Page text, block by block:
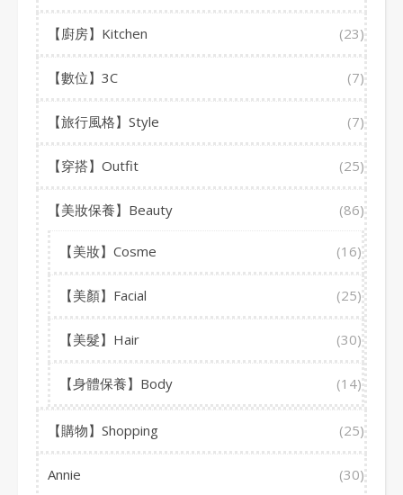
【廚房】Kitchen (23)
【數位】3C (7)
【旅行風格】Style (7)
【穿搭】Outfit (25)
【美妝保養】Beauty (86)
【美妝】Cosme (16)
【美顏】Facial (25)
【美髮】Hair (30)
【身體保養】Body (14)
【購物】Shopping (25)
Annie (30)